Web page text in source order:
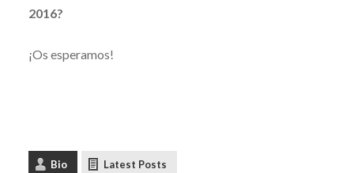
2016?
¡Os esperamos!
Bio Latest Posts